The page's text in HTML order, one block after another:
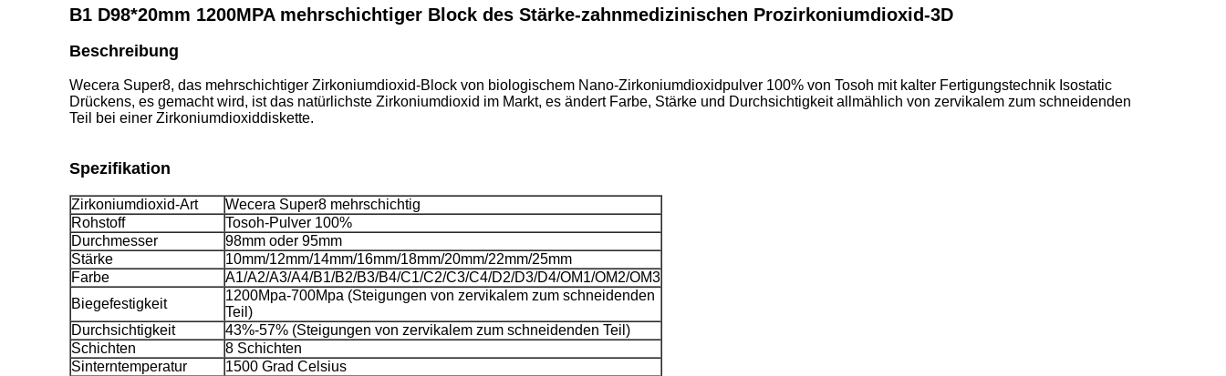
B1 D98*20mm 1200MPA mehrschichtiger Block des Stärke-zahnmedizinischen Prozirkoniumdioxid-3D
Beschreibung
Wecera Super8, das mehrschichtiger Zirkoniumdioxid-Block von biologischem Nano-Zirkoniumdioxidpulver 100% von Tosoh mit kalter Fertigungstechnik Isostatic
Drückens, es gemacht wird, ist das natürlichste Zirkoniumdioxid im Markt, es ändert Farbe, Stärke und Durchsichtigkeit allmählich von zervikalem zum schneidenden
Teil bei einer Zirkoniumdioxiddiskette.
Spezifikation
Zirkoniumdioxid-Art
Wecera Super8 mehrschichtig
Rohstoff
Tosoh-Pulver 100%
Durchmesser
98mm oder 95mm
Stärke
10mm/12mm/14mm/16mm/18mm/20mm/22mm/25mm
Farbe
A1/A2/A3/A4/B1/B2/B3/B4/C1/C2/C3/C4/D2/D3/D4/OM1/OM2/OM3
Biegefestigkeit
1200Mpa-700Mpa (Steigungen von zervikalem zum schneidenden
Teil)
Durchsichtigkeit
43%-57% (Steigungen von zervikalem zum schneidenden Teil)
Schichten
8 Schichten
Sinterntemperatur
1500 Grad Celsius